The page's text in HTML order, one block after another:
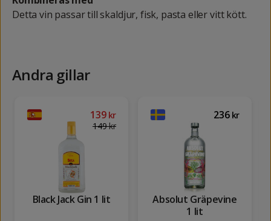
Detta vin passar till skaldjur, fisk, pasta eller vitt kött.
Andra gillar
139 kr
149kr
Black Jack Gin 1 lit
236 kr
Absolut Gräpevine
1 lit